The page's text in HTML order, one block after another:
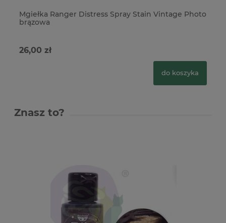
Mgiełka Ranger Distress Spray Stain Vintage Photo
brązowa
26,00 zł
do koszyka
Znasz to?